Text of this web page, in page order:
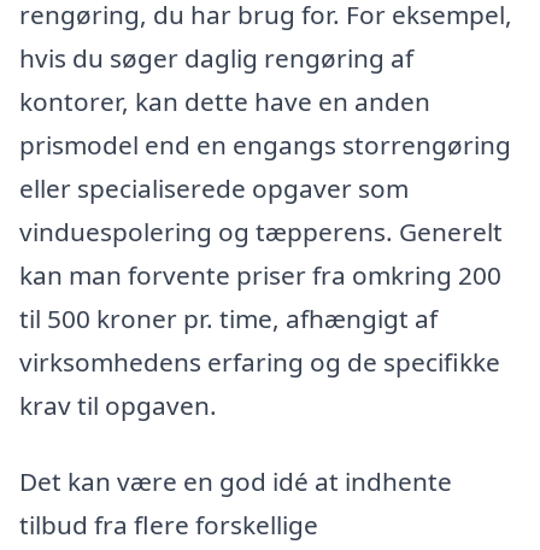
rengøring, du har brug for. For eksempel,
hvis du søger daglig rengøring af
kontorer, kan dette have en anden
prismodel end en engangs storrengøring
eller specialiserede opgaver som
vinduespolering og tæpperens. Generelt
kan man forvente priser fra omkring 200
til 500 kroner pr. time, afhængigt af
virksomhedens erfaring og de specifikke
krav til opgaven.
Det kan være en god idé at indhente
tilbud fra flere forskellige